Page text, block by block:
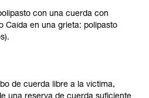
con una cuerda con
Caída en una grieta: polipasto
de cuerda libre a la víctima,